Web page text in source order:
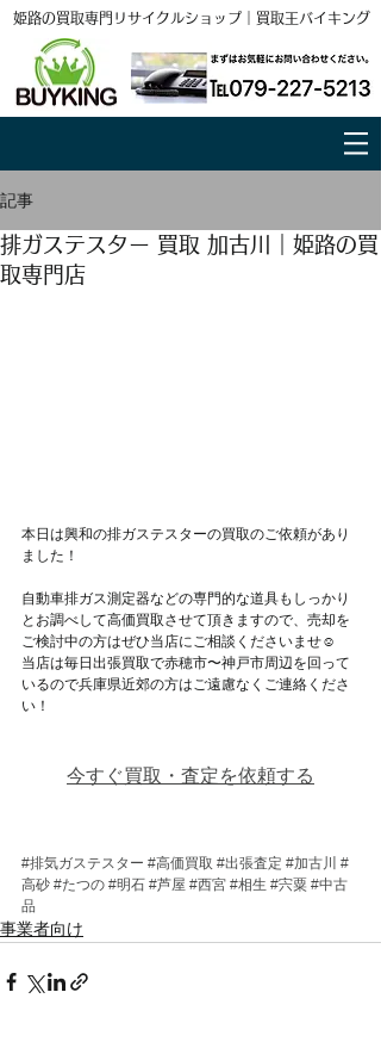
姫路の買取専門リサイクルショップ｜買取王バイキング
記事
排ガステスター 買取 加古川｜姫路の買
取専門店
本日は興和の排ガステスターの買取のご依頼があり
ました！
自動車排ガス測定器などの専門的な道具もしっかり
とお調べして高価買取させて頂きますので、売却を
ご検討中の方はぜひ当店にご相談くださいませ☺
当店は毎日出張買取で赤穂市〜神戸市周辺を回って
いるので兵庫県近郊の方はご遠慮なくご連絡くださ
い！
今すぐ買取・査定を依頼する
#排気ガステスター #高価買取 #出張査定 #加古川 #
高砂 #たつの #明石 #芦屋 #西宮 #相生 #宍粟 #中古
品
事業者向け